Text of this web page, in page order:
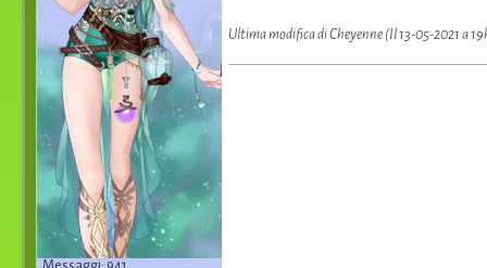
Ultima modifica di Cheyenne (Il 13-05-2021 a